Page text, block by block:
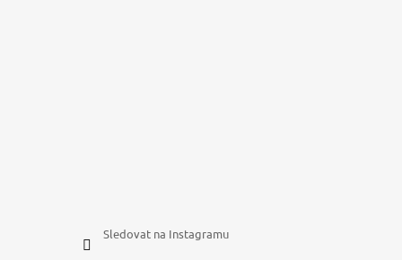
Sledovat na Instagramu